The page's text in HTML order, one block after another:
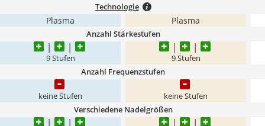
Technologie
Plasma Plasma
Anzahl Stärkestufen
9 Stufen 9 Stufen
Anzahl Frequenzstufen
keine Stufen keine Stufen
Verschiedene Nadelgrößen